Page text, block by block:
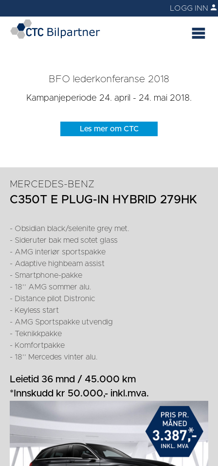
LOGG INN
BFO lederkonferanse 2018
Kampanjeperiode 24. april - 24. mai 2018.
Les mer om CTC
MERCEDES-BENZ
C350T E PLUG-IN HYBRID 279HK
- Obsidian black/selenite grey met.
- Sideruter bak med sotet glass
- AMG interiør sportspakke
- Adaptive highbeam assist
- Smartphone-pakke
- 18’’ AMG sommer alu.
- Distance pilot Distronic
- Keyless start
- AMG Sportspakke utvendig
- Teknikkpakke
- Komfortpakke
- 18’’ Mercedes vinter alu.
Leietid 36 mnd / 45.000 km
*Innskudd kr 50.000,- inkl.mva.